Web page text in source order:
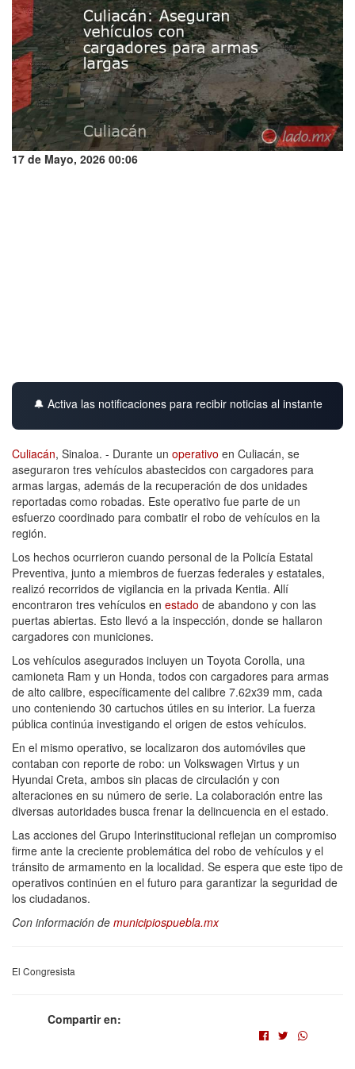
17 de Mayo, 2026 00:06
🔔 Activa las notificaciones para recibir noticias al instante
Culiacán, Sinaloa. - Durante un operativo en Culiacán, se
aseguraron tres vehículos abastecidos con cargadores para
armas largas, además de la recuperación de dos unidades
reportadas como robadas. Este operativo fue parte de un
esfuerzo coordinado para combatir el robo de vehículos en la
región.
Los hechos ocurrieron cuando personal de la Policía Estatal
Preventiva, junto a miembros de fuerzas federales y estatales,
realizó recorridos de vigilancia en la privada Kentia. Allí
encontraron tres vehículos en estado de abandono y con las
puertas abiertas. Esto llevó a la inspección, donde se hallaron
cargadores con municiones.
Los vehículos asegurados incluyen un Toyota Corolla, una
camioneta Ram y un Honda, todos con cargadores para armas
de alto calibre, específicamente del calibre 7.62x39 mm, cada
uno conteniendo 30 cartuchos útiles en su interior. La fuerza
pública continúa investigando el origen de estos vehículos.
En el mismo operativo, se localizaron dos automóviles que
contaban con reporte de robo: un Volkswagen Virtus y un
Hyundai Creta, ambos sin placas de circulación y con
alteraciones en su número de serie. La colaboración entre las
diversas autoridades busca frenar la delincuencia en el estado.
Las acciones del Grupo Interinstitucional reflejan un compromiso
firme ante la creciente problemática del robo de vehículos y el
tránsito de armamento en la localidad. Se espera que este tipo de
operativos continúen en el futuro para garantizar la seguridad de
los ciudadanos.
Con información de municipiospuebla.mx
El Congresista
Compartir en: